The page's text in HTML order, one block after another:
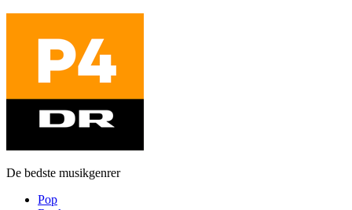
De bedste musikgenrer
Pop